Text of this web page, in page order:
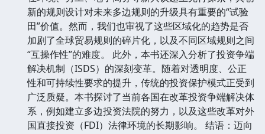
新的规则设计对未来多边规则的升级具有重要的“试验
田”价值。然而，我们也审视了这些区域化的趋势是否
加剧了全球贸易规则的碎片化，以及不同区域规则之间
“互操作性”的难度。 此外，本书还深入分析了投资争端
解决机制（ISDS）的深刻变革。随着对透明度、公正
性和可持续性要求的提升，传统的投资保护模式正受到
广泛质疑。本书探讨了当前各国在改革投资争端解决体
系，例如建立多边投资法院的努力，以及这些改革对外
国直接投资（FDI）法律环境的长期影响。 结语：迈向